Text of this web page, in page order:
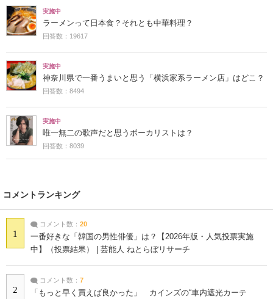
実施中
ラーメンって日本食？それとも中華料理？
回答数：19617
実施中
神奈川県で一番うまいと思う「横浜家系ラーメン店」はどこ？
回答数：8494
実施中
唯一無二の歌声だと思うボーカリストは？
回答数：8039
コメントランキング
1
コメント数： 20
一番好きな「韓国の男性俳優」は？【2026年版・人気投票実施
中】（投票結果） | 芸能人 ねとらぼリサーチ
2
コメント数： 7
「もっと早く買えば良かった」 カインズの“車内遮光カーテ